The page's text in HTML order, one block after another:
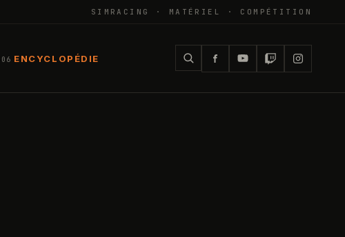
SIMRACING · MATÉRIEL · COMPÉTITION
06 ENCYCLOPÉDIE